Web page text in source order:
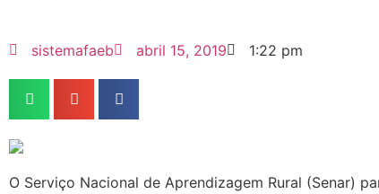
sistemafaeb abril 15, 2019 1:22 pm
O Serviço Nacional de Aprendizagem Rural (Senar)